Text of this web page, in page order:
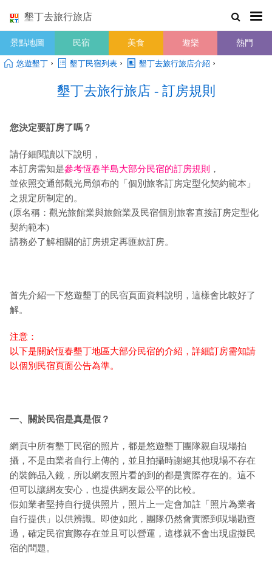
墾丁去旅行旅店
景點地圖 民宿 美食 遊樂 熱門
悠遊墾丁 › 墾丁民宿列表 › 墾丁去旅行旅店介紹 ›
墾丁去旅行旅店 - 訂房規則
您決定要訂房了嗎？
請仔細閱讀以下說明，
本訂房需知是參考恆春半島大部分民宿的訂房規則
，
並依照交通部觀光局頒布的「個別旅客訂房定型化契約範本」
之規定所制定的。
(原名稱：觀光旅館業與旅館業及民宿個別旅客直接訂房定型化
契約範本)
請務必了解相關的訂房規定再匯款訂房。
首先介紹一下悠遊墾丁的民宿頁面資料說明，這樣會比較好了
解。
注意：
以下是關於恆春墾丁地區大部分民宿的介紹，詳細訂房需知請
以個別民宿頁面公告為準。
一、關於民宿是真是假？
網頁中所有墾丁民宿的照片，都是悠遊墾丁團隊親自現場拍
攝，不是由業者自行上傳的，並且拍攝時謝絕其他現場不存在
的裝飾品入鏡，所以網友照片看的到的都是實際存在的。這不
但可以讓網友安心，也提供網友最公平的比較。
假如業者堅持自行提供照片，照片上一定會加註「照片為業者
自行提供」以供辨識。即使如此，團隊仍然會實際到現場勘查
過，確定民宿實際存在並且可以營運，這樣就不會出現虛擬民
宿的問題。